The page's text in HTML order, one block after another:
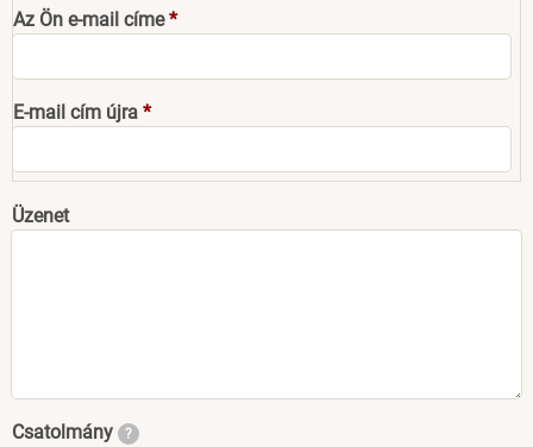
Az
Ön
e-
mail
címe
Az Ön e-mail címe
E-mail cím újra
Üzenet
Csatolmány ?